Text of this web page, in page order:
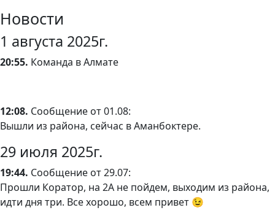
Новости
1 августа 2025г.
20:55. Команда в Алмате
12:08. Сообщение от 01.08:
Вышли из района, сейчас в Аманбоктере.
29 июля 2025г.
19:44. Сообщение от 29.07:
Прошли Коратор, на 2А не пойдем, выходим из района,
идти дня три. Все хорошо, всем привет 😉